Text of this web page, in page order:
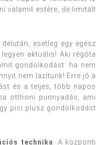
valamit estére, de limitált
esetleg egy egész
aktuális! Aki régóta
gondolkodást: ha nem
nem lazítunk! Erre jó a
és a teljes, több napos
otthoni punnyadás, ami
pici plusz gondolkodást
technika
. A központi